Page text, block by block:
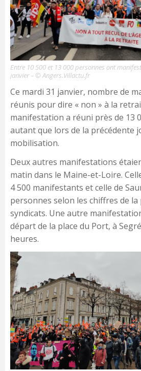
Entre 10 500 et 13 000 personnes ont
janvier – © Angers.Villactu.fr
Ce mardi 31 janvier, nombre de
réunis pour dire « non » à la
manifestation a réuni près de 13
autant que lors de la précédente
mobilisation.
Deux autres manifestations
matin dans le Maine-et-Loire.
4 500 manifestants et celle de
personnes selon les chiffres de la
syndicats. Une autre
départ de la place du Port, à
heures.